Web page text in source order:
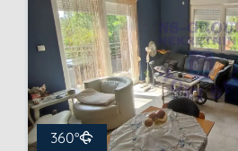
360°